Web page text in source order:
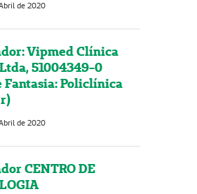
de 2020
Vipmed Clínica
51004349-0
Fantasia: Policlínica
de 2020
CENTRO DE